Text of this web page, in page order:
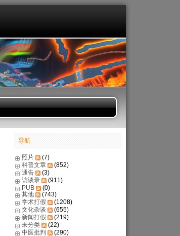
导航
照片
(7)
科普文章
(852)
通告
(3)
访谈录
(911)
PUB
(0)
其他
(743)
学术打假
(1208)
文化杂谈
(655)
新闻打假
(219)
未分类
(22)
中医批判
(290)